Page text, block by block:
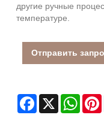
другие ручные
температуре.
Отправить
Facebook
X